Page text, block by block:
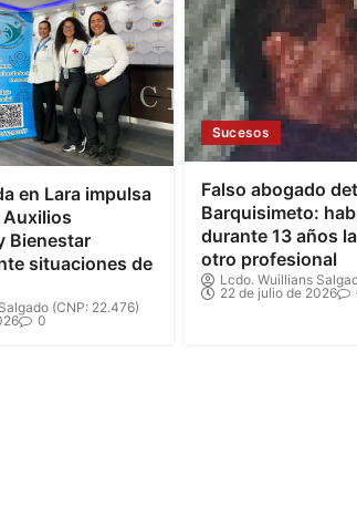
en Lara impulsa
Auxilios
Bienestar
situaciones de
(CNP: 22.476)
0
Sucesos
Falso abogado
Barquisimeto:
durante 13 años
otro profesional
Lcdo. Wuillians
22 de julio de 2026